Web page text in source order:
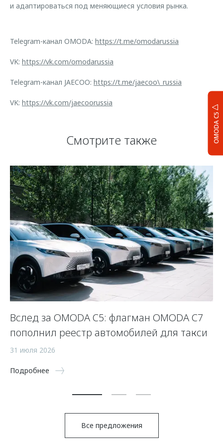
OMODA C5
и адаптироваться под меняющиеся условия рынка.
Telegram-канал OMODA: https://t.me/omodarussia
VK: https://vk.com/omodarussia
Telegram-канал JAECOO: https://t.me/jaecoo\_russia
VK: https://vk.com/jaecoorussia
Смотрите также
Вслед за OMODA C5: флагман OMODA C7
пополнил реестр автомобилей для такси
31 июля 2026
Подробнее
Все предложения